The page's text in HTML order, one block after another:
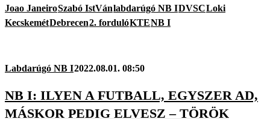
Joao JaneiroSzabó IstVánlabdarúgó NB IDVSCLoki
KecskemétDebrecen2. fordulóKTENB I
Labdarúgó NB I2022.08.01. 08:50
NB I: ILYEN A FUTBALL, EGYSZER AD,
MÁSKOR PEDIG ELVESZ – TÖRÖK